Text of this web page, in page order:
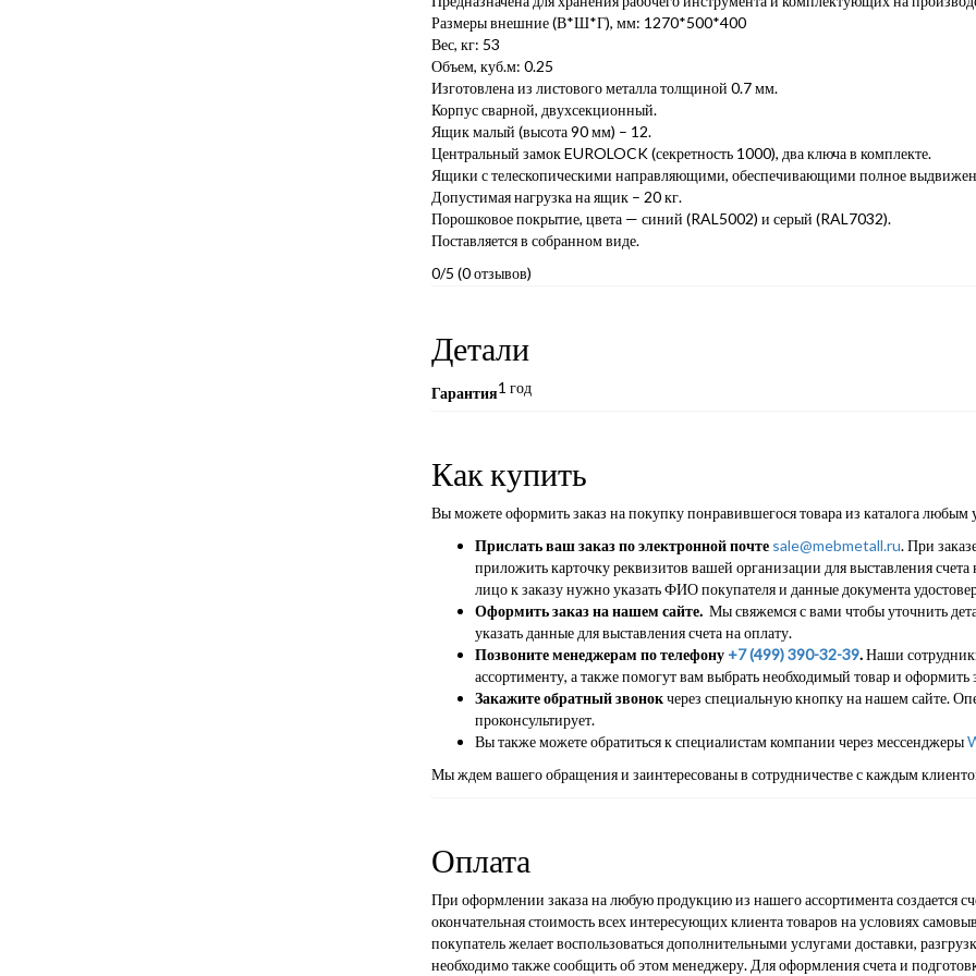
Размеры внешние (В*Ш*Г), мм: 1270*500*400
Вес, кг: 53
Объем, куб.м: 0.25
Изготовлена из листового металла толщиной 0.7 мм.
Корпус сварной, двухсекционный.
Ящик малый (высота 90 мм) – 12.
Центральный замок EUROLOCK (секретность 1000), два ключа в комплекте.
Ящики с телескопическими направляющими, обеспечивающими полное
Допустимая нагрузка на ящик – 20 кг.
Порошковое покрытие, цвета — синий (RAL5002) и серый (RAL7032).
Поставляется в собранном виде.
0/5 (0 отзывов)
Детали
Гарантия1 год
Как купить
Вы можете оформить заказ на покупку понравившегося товара из каталога
Прислать ваш заказ по электронной почте sale@mebmetall.ru. При
приложить карточку реквизитов вашей организации для выставления
лицо к заказу нужно указать ФИО покупателя и данные документа
Оформить заказ на нашем сайте.Мы свяжемся с вами чтобы уточнить
указать данные для выставления счета на оплату.
Позвоните менеджерам по телефону +7 (499) 390-32-39.Наши
ассортименту, а также помогут вам выбрать необходимый товар и оформить
Закажите обратный звонокчерез специальную кнопку на нашем сайте.
проконсультирует.
Вы также можете обратиться к специалистам компании через мессенджеры
Мы ждем вашего обращения и заинтересованы в сотрудничестве с каждым
Оплата
При оформлении заказа на любую продукцию из нашего ассортимента создается
окончательная стоимость всех интересующих клиента товаров на условиях
покупатель желает воспользоваться дополнительными услугами доставки,
необходимо также сообщить об этом менеджеру. Для оформления счета и